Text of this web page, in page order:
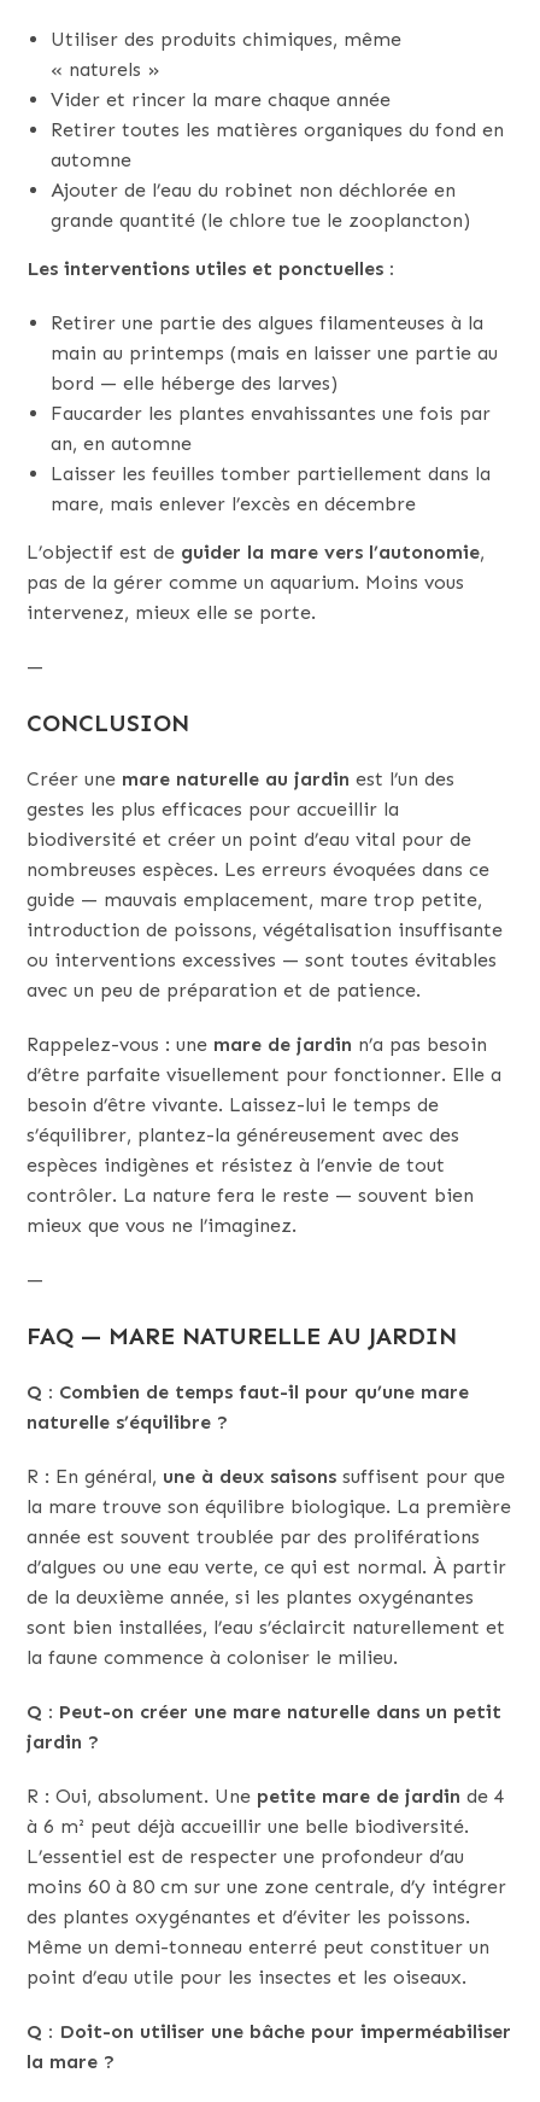
Utiliser des produits chimiques, même
« naturels »
Vider et rincer la mare chaque année
Retirer toutes les matières organiques du fond en
automne
Ajouter de l’eau du robinet non déchlorée en
grande quantité (le chlore tue le zooplancton)
Les interventions utiles et ponctuelles :
Retirer une partie des algues filamenteuses à la
main au printemps (mais en laisser une partie au
bord — elle héberge des larves)
Faucarder les plantes envahissantes une fois par
an, en automne
Laisser les feuilles tomber partiellement dans la
mare, mais enlever l’excès en décembre
L’objectif est de guider la mare vers l’autonomie,
pas de la gérer comme un aquarium. Moins vous
intervenez, mieux elle se porte.
—
CONCLUSION
Créer une mare naturelle au jardin est l’un des
gestes les plus efficaces pour accueillir la
biodiversité et créer un point d’eau vital pour de
nombreuses espèces. Les erreurs évoquées dans ce
guide — mauvais emplacement, mare trop petite,
introduction de poissons, végétalisation insuffisante
ou interventions excessives — sont toutes évitables
avec un peu de préparation et de patience.
Rappelez-vous : une mare de jardin n’a pas besoin
d’être parfaite visuellement pour fonctionner. Elle a
besoin d’être vivante. Laissez-lui le temps de
s’équilibrer, plantez-la généreusement avec des
espèces indigènes et résistez à l’envie de tout
contrôler. La nature fera le reste — souvent bien
mieux que vous ne l’imaginez.
—
FAQ — MARE NATURELLE AU JARDIN
Q : Combien de temps faut-il pour qu’une mare
naturelle s’équilibre ?
R : En général, une à deux saisons suffisent pour que
la mare trouve son équilibre biologique. La première
année est souvent troublée par des proliférations
d’algues ou une eau verte, ce qui est normal. À partir
de la deuxième année, si les plantes oxygénantes
sont bien installées, l’eau s’éclaircit naturellement et
la faune commence à coloniser le milieu.
Q : Peut-on créer une mare naturelle dans un petit
jardin ?
R : Oui, absolument. Une petite mare de jardin de 4
à 6 m² peut déjà accueillir une belle biodiversité.
L’essentiel est de respecter une profondeur d’au
moins 60 à 80 cm sur une zone centrale, d’y intégrer
des plantes oxygénantes et d’éviter les poissons.
Même un demi-tonneau enterré peut constituer un
point d’eau utile pour les insectes et les oiseaux.
Q : Doit-on utiliser une bâche pour imperméabiliser
la mare ?